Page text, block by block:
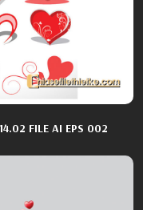
FILE AI EPS 002